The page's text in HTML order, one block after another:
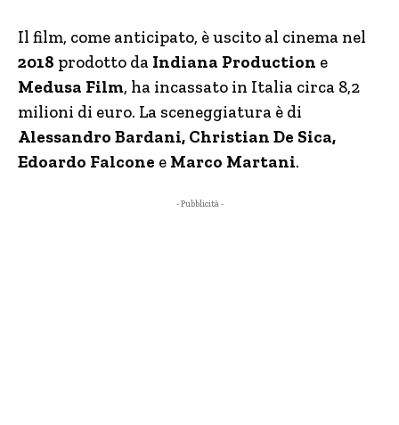
Il film, come anticipato, è uscito al cinema nel
2018 prodotto da Indiana Production e
Medusa Film, ha incassato in Italia circa 8,2
milioni di euro. La sceneggiatura è di
Alessandro Bardani, Christian De Sica,
Edoardo Falcone e Marco Martani.
- Pubblicità -